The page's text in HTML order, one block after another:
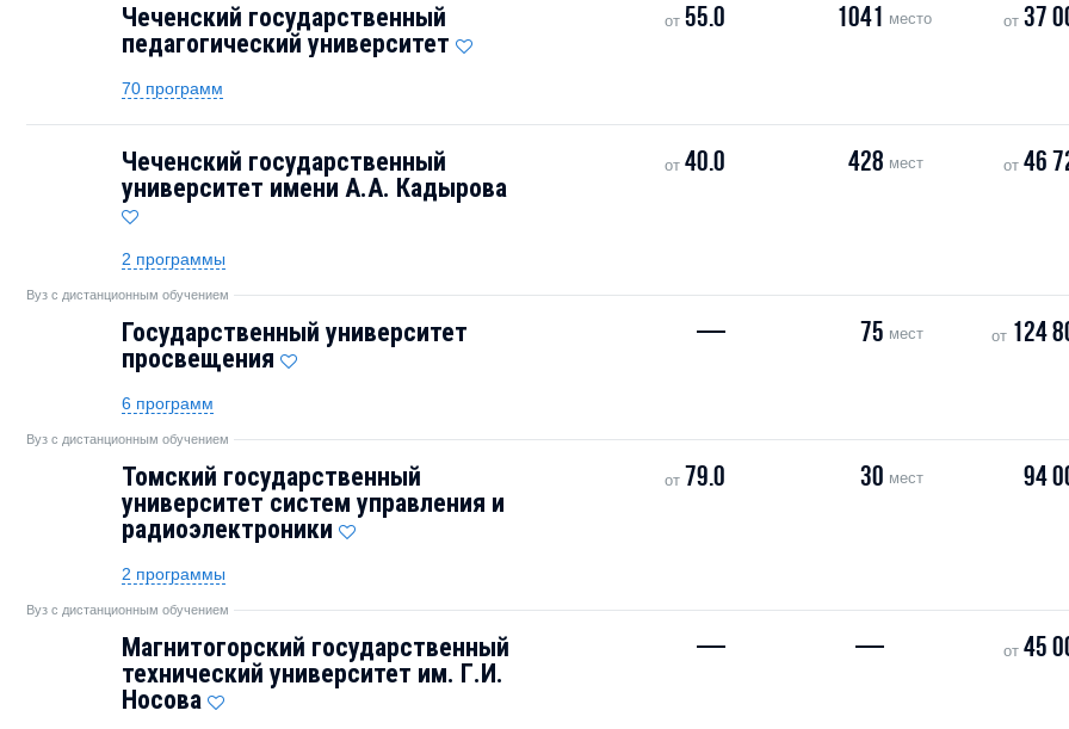
Чеченский государственный
педагогический университет
от55.0 1041 место от 37
70 программ
Чеченский государственный
университет имени А.А. Кадырова
от40.0 428 мест от 46
2 программы
Вуз с дистанционным обучением
Государственный университет
просвещения
— 75 мест от 124
6 программ
Вуз с дистанционным обучением
Томский государственный
университет систем управления и
радиоэлектроники
от 79.0 30 мест 94
2 программы
Вуз с дистанционным обучением
Магнитогорский государственный
технический университет им. Г.И.
Носова
— — от 45